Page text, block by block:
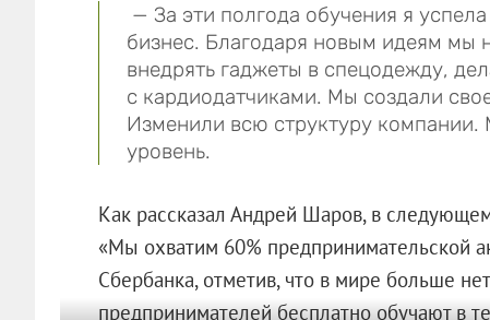
— За эти полгода обучения я
бизнес. Благодаря новым идеям мы
внедрять гаджеты в спецодежду,
с кардиодатчиками. Мы создали
Изменили всю структуру
уровень.
Как рассказал Андрей Шаров, в
«Мы охватим 60% предпринимательской
Сбербанка, отметив, что в мире больше
предпринимателей бесплатно обучают в